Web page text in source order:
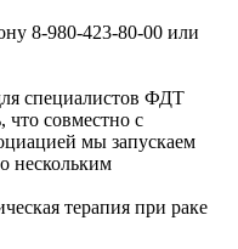
8-980-423-80-00 или
специалистов ФДТ
что совместно с
мы запускаем
нескольким
терапия при раке